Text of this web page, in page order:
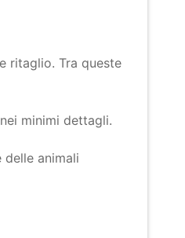
ritaglio. Tra queste
minimi dettagli.
animali